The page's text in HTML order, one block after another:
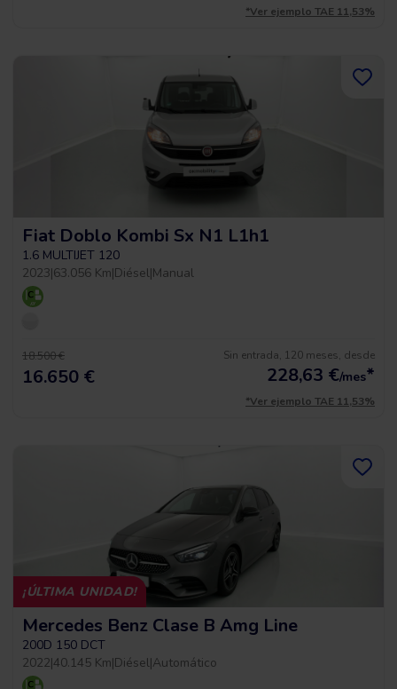
*Ver ejemplo TAE 11,53%
Fiat Doblo Kombi Sx N1 L1h1
1.6 MULTIJET 120
2023|63.056 Km|Diésel|Manual
18.500 €
16.650 €
Sin entrada, 120 meses, desde
228,63 €/mes*
*Ver ejemplo TAE 11,53%
¡ÚLTIMA UNIDAD!
Mercedes Benz Clase B Amg Line
200D 150 DCT
2022|40.145 Km|Diésel|Automático